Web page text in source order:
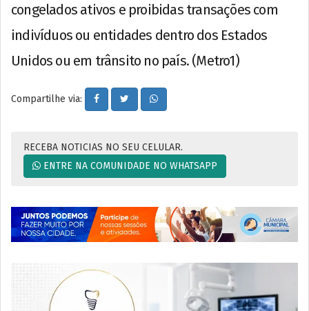
congelados ativos e proibidas transações com
indivíduos ou entidades dentro dos Estados
Unidos ou em trânsito no país. (Metro1)
Compartilhe via:
RECEBA NOTICIAS NO SEU CELULAR.
ENTRE NA COMUNIDADE NO WHATSAPP